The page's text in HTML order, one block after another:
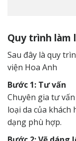
Quy trình làm
Sau đây là quy
viện Hoa Anh
Bước 1: Tư vấn
Chuyên gia tư
loại da của khách
dạng phù hợp.